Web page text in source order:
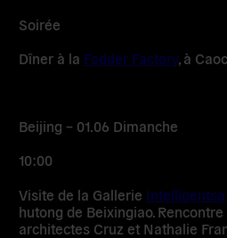
Soirée
Dîner à la Fodder Factory, à
Beijing – 01.06 Dimanche
10:00
Visite de la Gallerie Intelligentsa
hutong de Beixingiao.
architectes Cruz et Nathalie